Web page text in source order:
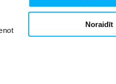
Noraidīt